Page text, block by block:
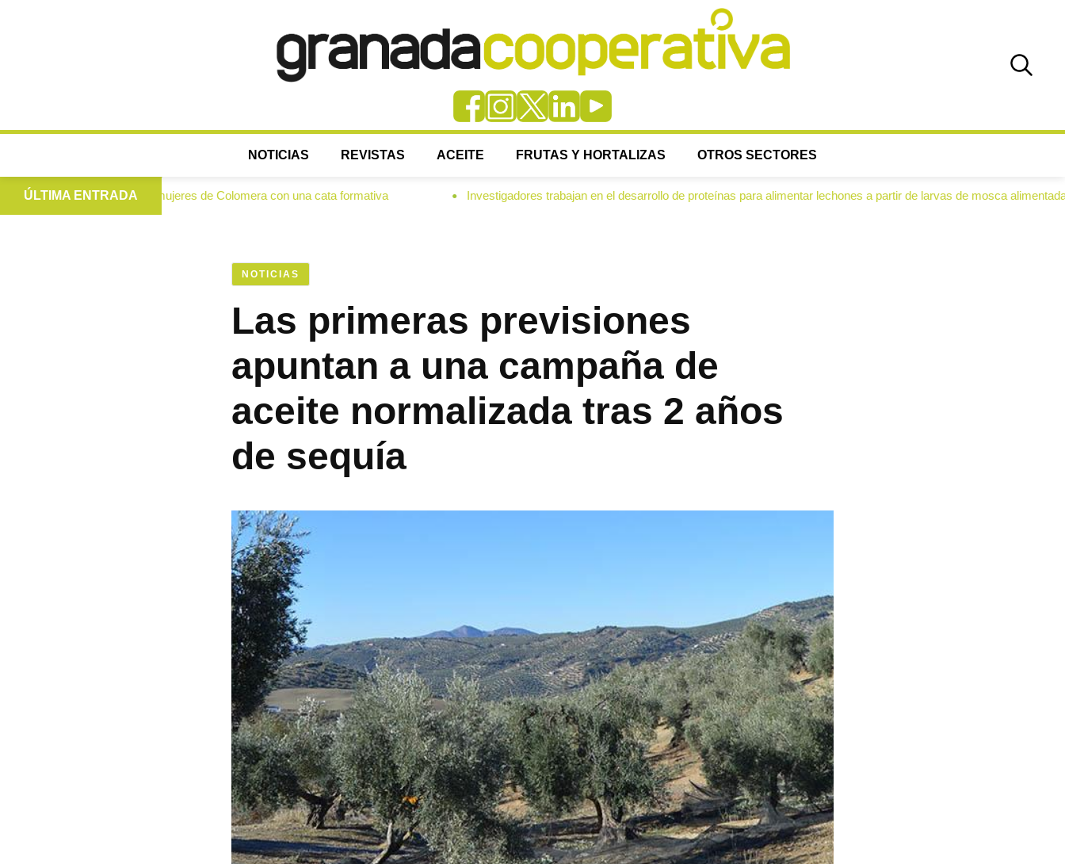
NOTICIAS REVISTAS ACEITE FRUTAS Y HORTALIZAS OTROS SECTORES
ÚLTIMA ENTRADA
extra a las mujeres de Colomera con una cata formativa Investigadores trabajan en el desarrollo de proteínas para alimentar lechones a partir de larvas de mosca alimentadas con
NOTICIAS
Las primeras previsiones
apuntan a una campaña de
aceite normalizada tras 2 años
de sequía